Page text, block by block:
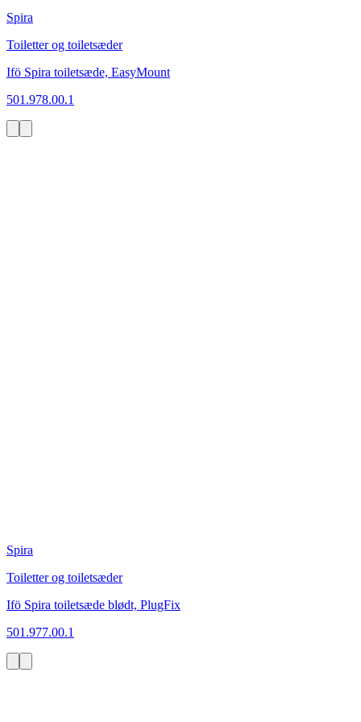
Spira
Toiletter og toiletsæder
Ifö Spira toiletsæde, EasyMount
501.978.00.1
Spira
Toiletter og toiletsæder
Ifö Spira toiletsæde blødt, PlugFix
501.977.00.1